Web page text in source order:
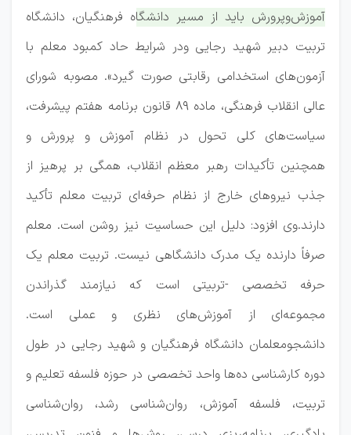
آموزش‌وپرورش باید از مسیر دانشگاه فرهنگیان، دانشگاه
تربیت دبیر شهید رجایی ودر شرایط حاد کمبود معلم با
آزمون‌های استخدامی رقابتی صورت گیرد». مصوبه شورای
عالی انقلاب فرهنگی، ماده ۸۹ قانون برنامه هفتم پیشرفت،
سیاست‌های کلی تحول در نظام آموزش و پرورش و
همچنین تأکیدات رهبر معظم انقلاب، همگی بر پرهیز از
جذب نیروهای خارج از نظام حرفه‌ای تربیت معلم تأکید
دارند.وی افزود: دلیل این حساسیت نیز روشن است. معلم
صرفاً دارنده یک مدرک دانشگاهی نیست. تربیت معلم یک
حرفه تخصصی -تربیتی است که نیازمند گذراندن
مجموعه‌ای از آموزش‌های نظری و عملی است.
دانشجومعلمان دانشگاه فرهنگیان و شهید رجایی در طول
دوره کارشناسی ده‌ها واحد تخصصی در حوزه فلسفه تعلیم و
تربیت، فلسفه آموزش، روان‌شناسی رشد، روان‌شناسی